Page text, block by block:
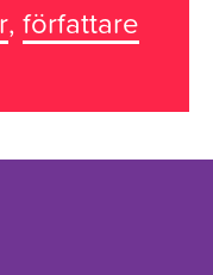
, författare